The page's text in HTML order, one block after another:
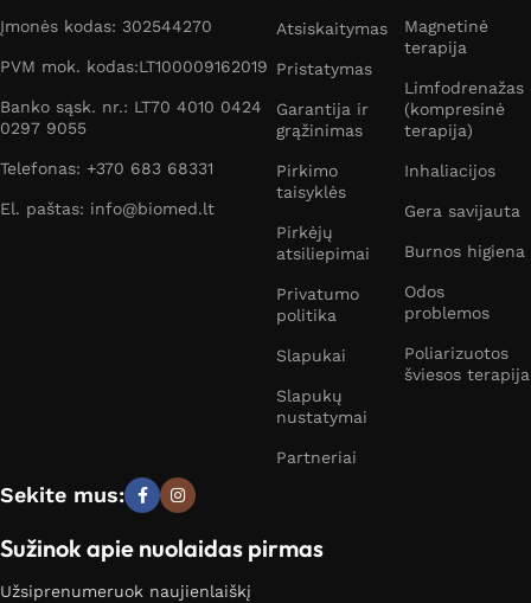
Įmonės kodas: 302544270
PVM mok. kodas:LT100009162019
Banko sąsk. nr.: LT70 4010 0424
0297 9055
Telefonas: +370 683 68331
El. paštas: info@biomed.lt
Atsiskaitymas
Pristatymas
Garantija ir
grąžinimas
Pirkimo
taisyklės
Pirkėjų
atsiliepimai
Privatumo
politika
Slapukai
Slapukų
nustatymai
Partneriai
Magnetinė
terapija
Limfodrenažas
(kompresinė
terapija)
Inhaliacijos
Gera savijauta
Burnos higiena
Odos
problemos
Poliarizuotos
šviesos terapija
Sekite mus:
Sužinok apie nuolaidas pirmas
Užsiprenumeruok naujienlaiškį